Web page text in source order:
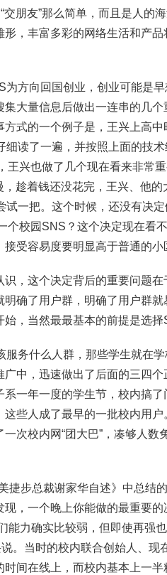
朋友”那么简单，而且是人的
，丰富多彩的网络生活和产品
方向回国创业，创业可能是
大量信息后做出一连串的几
式的一个例子是，王兴上高中
读了一遍，并按照上面的技
兴也做了几个现在看来非常重
趁着钱还没花完，王兴、他
一把。这个时候，还没有决
校园SNS？这个决定现在看
受容易度要明显高于普通的小
，这个决定背后的重要问题
确了用户群，明确了用户群就
，当然最最基本的前提是选择
务什么人群，那些学生就在
中，迅速做出了后面的三四
一年一度的学生节，校内搞
些人成了最早的一批校内用
次校内网“团大巴”，凑够人数
捷步总裁谢家华自述》中总结
，一个晚上你能做的最重要的
能力确实比较弱，但即使再强
。当时的校内联合创始人、现
间在线上，而校内基本上一